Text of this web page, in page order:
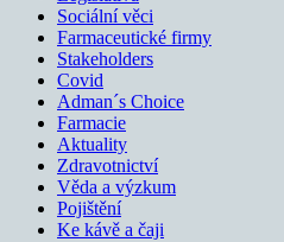
Sociální věci
Farmaceutické firmy
Stakeholders
Covid
Adman´s Choice
Farmacie
Aktuality
Zdravotnictví
Věda a výzkum
Pojištění
Ke kávě a čaji